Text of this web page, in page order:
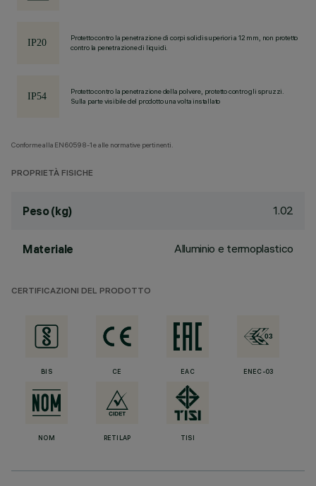
Protetto contro la penetrazione di corpi solidi superiori a 12 mm, non protetto
contro la penetrazione di liquidi.
Protetto contro la penetrazione della polvere, protetto contro gli spruzzi.
Sulla parte visibile del prodotto una volta installato
Conforme alla EN60598-1 e alle normative pertinenti.
PROPRIETÀ FISICHE
Peso (kg) 1.02
Materiale Alluminio e termoplastico
CERTIFICAZIONI DEL PRODOTTO
BIS CE EAC ENEC-03
NOM RETILAP TISI